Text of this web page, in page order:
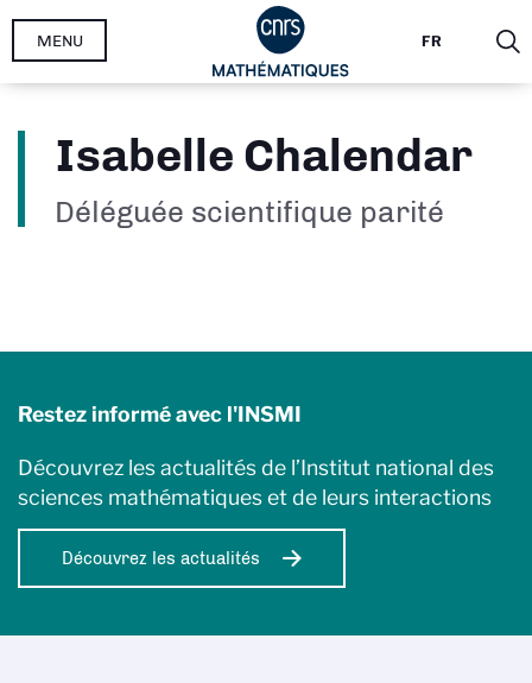
Aller
FR
MENU
Isabelle Chalendar
Déléguée scientifique parité
Restez informé avec l'INSMI
Découvrez les actualités de l’Institut national des
sciences mathématiques et de leurs interactions
Découvrez les actualités